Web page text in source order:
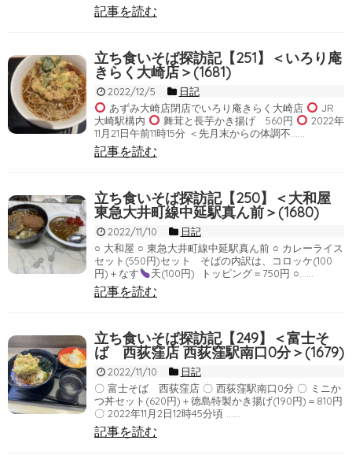
記事を読む
立ち食いそば探訪記【251】＜いろり庵
きらく大崎店＞(1681)
2022/12/5
日記
あずみ大崎店閉店でいろり庵きらく大崎店
JR
大崎駅構内
舞茸と長芋かき揚げ 560円
2022年
11月21日午前11時15分 ＜先月末からの体調不……
記事を読む
立ち食いそば探訪記【250】＜大和屋
東急大井町線中延駅真ん前＞(1680)
2022/11/10
日記
○ 大和屋 ○ 東急大井町線中延駅真ん前 ○ カレーライス
セット(550円)セット そばの内訳は、コロッケ(100
円)＋なす
天(100円) トッピング＝750円 ○……
記事を読む
立ち食いそば探訪記【249】＜富士そ
ば 西荻窪店 西荻窪駅南口0分＞(1679)
2022/11/10
日記
〇 富士そば 西荻窪店 〇 西荻窪駅南口0分 〇 ミニか
つ丼セット(620円)＋徳島特製かき揚げ(190円)＝810円
〇 2022年11月2日12時45分頃 ……
記事を読む